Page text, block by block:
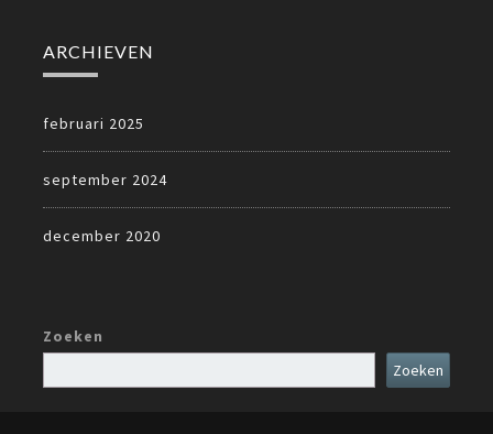
ARCHIEVEN
februari 2025
september 2024
december 2020
Zoeken
Zoeken